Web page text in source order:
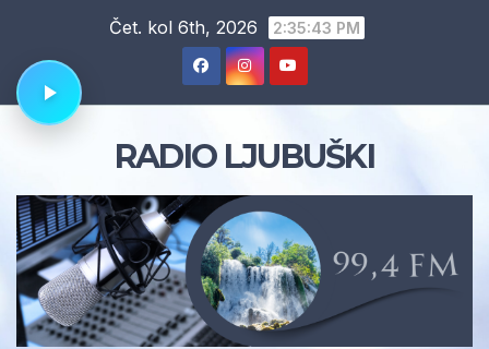
content
Čet. kol 6th, 2026 2:35:44 PM
RADIO LJUBUŠKI